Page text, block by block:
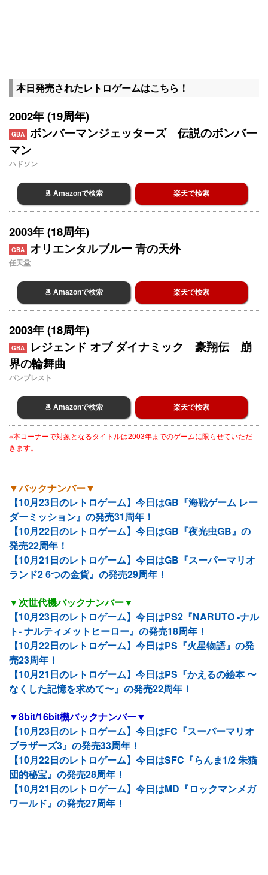
本日発売されたレトロゲームはこちら！
2002年 (19周年)
GBA
ボンバーマンジェッターズ 伝説のボンバー
マン
ハドソン
Amazonで検索 楽天で検索
2003年 (18周年)
GBA オリエンタルブルー 青の天外
任天堂
Amazonで検索 楽天で検索
2003年 (18周年)
GBA
レジェンド オブ ダイナミック 豪翔伝 崩
界の輪舞曲
バンプレスト
Amazonで検索 楽天で検索
※本コーナーで対象となるタイトルは2003年までのゲームに限らせていただ
きます。
▼バックナンバー▼
【10月23日のレトロゲーム】今日はGB『海戦ゲーム レー
ダーミッション』の発売31周年！
【10月22日のレトロゲーム】今日はGB『夜光虫GB』の
発売22周年！
【10月21日のレトロゲーム】今日はGB『スーパーマリオ
ランド2 6つの金貨』の発売29周年！
▼次世代機バックナンバー▼
【10月23日のレトロゲーム】今日はPS2『NARUTO -ナル
ト- ナルティメットヒーロー』の発売18周年！
【10月22日のレトロゲーム】今日はPS『火星物語』の発
売23周年！
【10月21日のレトロゲーム】今日はPS『かえるの絵本 〜
なくした記憶を求めて〜』の発売22周年！
▼8bit/16bit機バックナンバー▼
【10月23日のレトロゲーム】今日はFC『スーパーマリオ
ブラザーズ3』の発売33周年！
【10月22日のレトロゲーム】今日はSFC『らんま1/2 朱猫
団的秘宝』の発売28周年！
【10月21日のレトロゲーム】今日はMD『ロックマンメガ
ワールド』の発売27周年！